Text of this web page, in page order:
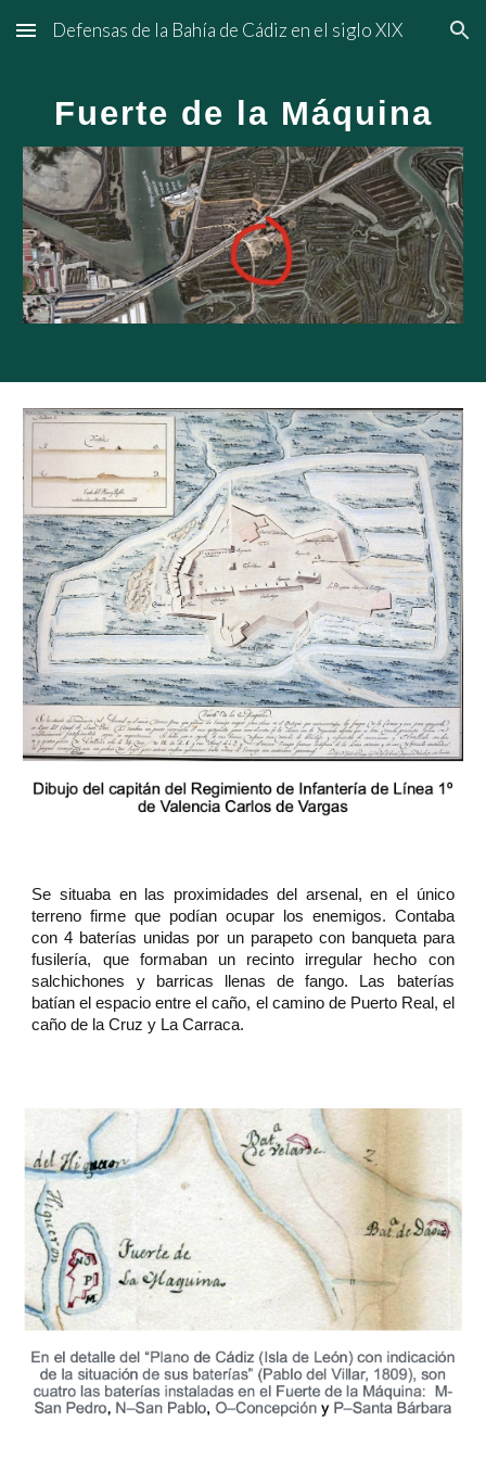
Skip to main content Skip to navigation
Defensas de la Bahía de Cádiz en el siglo XIX
Fuerte de la Máquina
Se situaba en las proximidades del arsenal, en el único
terreno firme que podían ocupar los enemigos. Contaba
con 4 baterías unidas por un parapeto con banqueta para
fusilería, que formaban un recinto irregular hecho con
salchichones y barricas llenas de fango. Las baterías
batían el espacio entre el caño, el camino de Puerto Real, el
caño de la Cruz y La Carraca.